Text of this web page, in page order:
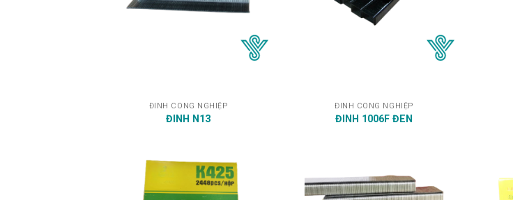
ĐINH CÔNG NGHIỆP
ĐINH N13
ĐINH CÔNG NGHIỆP
ĐINH 1006F ĐEN